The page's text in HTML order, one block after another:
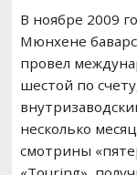
В ноябре 2009
Мюнхене
провел
шестой по
несколько
смотрины